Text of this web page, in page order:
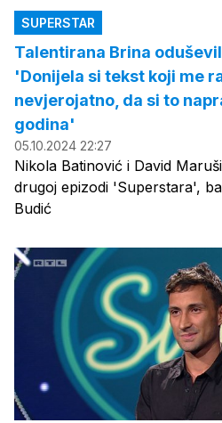
SUPERSTAR
Talentirana Brina
'Donijela si tekst koji me
nevjerojatno, da si to
godina'
05.10.2024 22:27
Nikola Batinović i David
drugoj epizodi 'Superstara',
Budić